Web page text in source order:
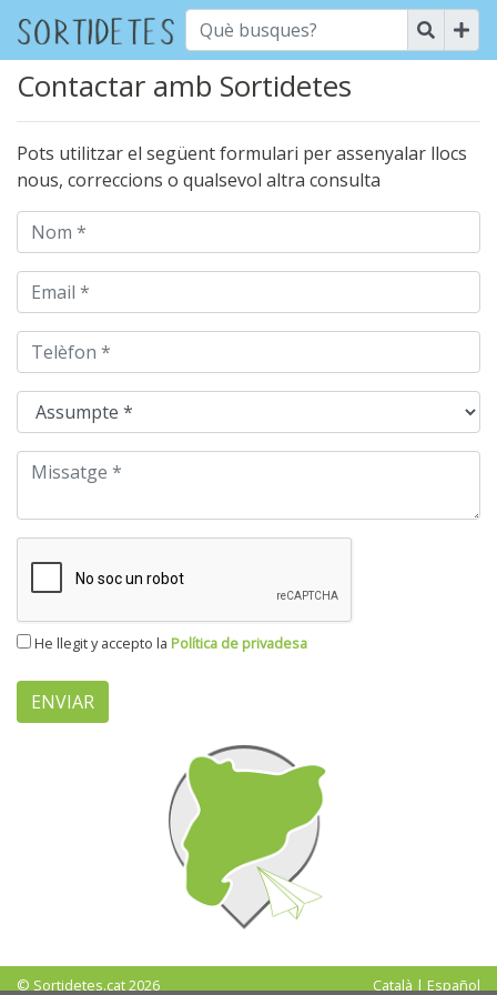
Contactar amb Sortidetes
Pots utilitzar el següent formulari per assenyalar llocs
nous, correccions o qualsevol altra consulta
He llegit y accepto la Política de privadesa
ENVIAR
© Sortidetes.cat 2026 Català | Español